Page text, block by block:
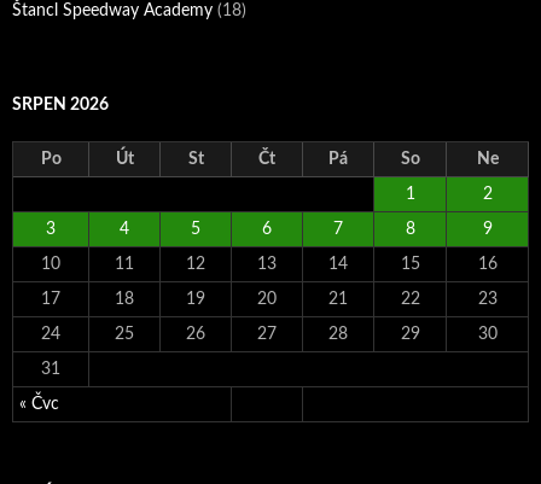
Štancl Speedway Academy (18)
SRPEN 2026
Po Út St Čt Pá So Ne
« Čvc
1 2
3 4 5 6 7 8 9
10 11 12 13 14 15 16
17 18 19 20 21 22 23
24 25 26 27 28 29 30
31